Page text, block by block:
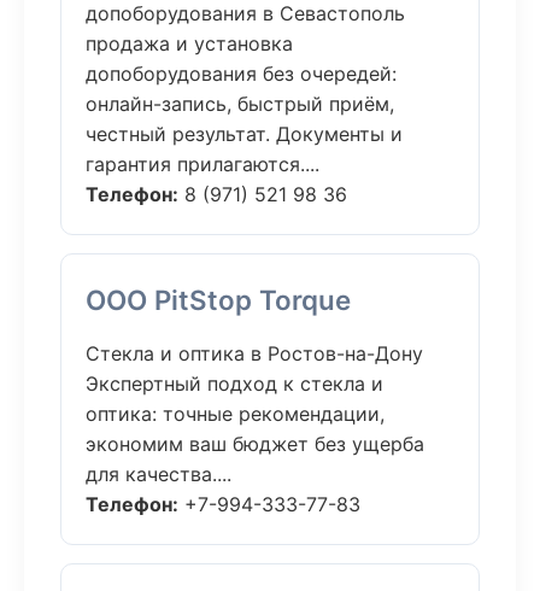
допоборудования в Севастополь
продажа и установка
допоборудования без очередей:
онлайн-запись, быстрый приём,
честный результат. Документы и
гарантия прилагаются....
Телефон: 8 (971) 521 98 36
ООО PitStop Torque
Стекла и оптика в Ростов-на-Дону
Экспертный подход к стекла и
оптика: точные рекомендации,
экономим ваш бюджет без ущерба
для качества....
Телефон: +7-994-333-77-83